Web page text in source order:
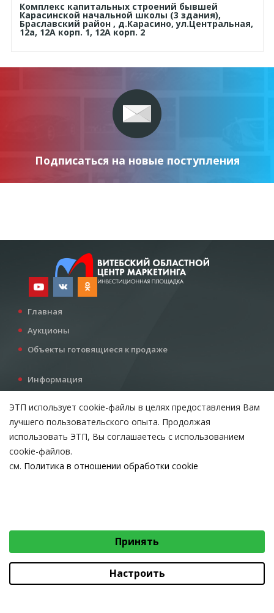
Комплекс капитальных строений бывшей
Карасинской начальной школы (3 здания),
Браславский район , д.Карасино, ул.Центральная,
12а, 12А корп. 1, 12А корп. 2
Подписаться на новые поступления
Главная
Аукционы
Объекты готовящиеся к продаже
Информация
Все для инвестора
Контакты
Возникли вопросы?
© 2026 Коммунальное консалтинговое унитарное предприятие
«Витебский областной центр маркетинга» - Все права защищены
авторским правом
Коммунальное консалтинговое унитарное предприятие «Витебский областной
ЭТП использует cookie-файлы в целях предоставления Вам
лучшего пользовательского опыта. Продолжая
использовать ЭТП, Вы соглашаетесь с использованием
cookie-файлов.
см. Политика в отношении обработки cookie
Принять
Настроить